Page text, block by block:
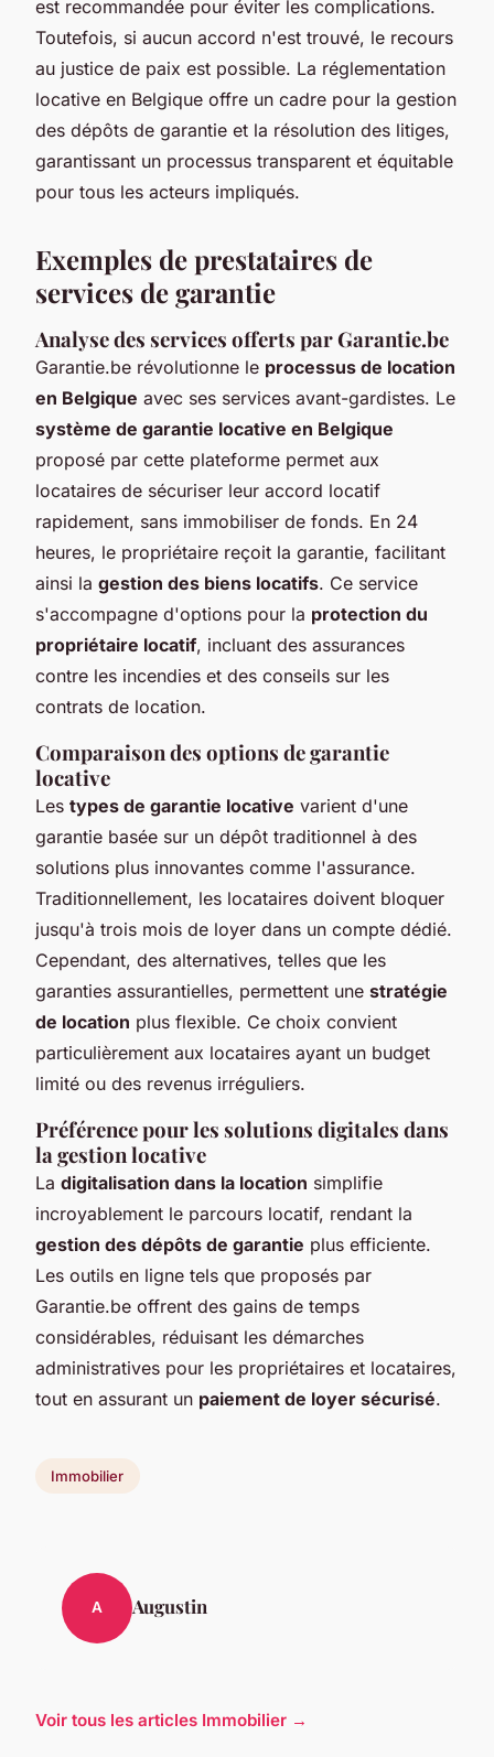
est recommandée pour éviter les complications.
Toutefois, si aucun accord n'est trouvé, le recours
au justice de paix est possible. La réglementation
locative en Belgique offre un cadre pour la gestion
des dépôts de garantie et la résolution des litiges,
garantissant un processus transparent et équitable
pour tous les acteurs impliqués.
Exemples de prestataires de
services de garantie
Analyse des services offerts par Garantie.be
Garantie.be révolutionne le processus de location
en Belgique avec ses services avant-gardistes. Le
système de garantie locative en Belgique
proposé par cette plateforme permet aux
locataires de sécuriser leur accord locatif
rapidement, sans immobiliser de fonds. En 24
heures, le propriétaire reçoit la garantie, facilitant
ainsi la gestion des biens locatifs. Ce service
s'accompagne d'options pour la protection du
propriétaire locatif, incluant des assurances
contre les incendies et des conseils sur les
contrats de location.
Comparaison des options de garantie
locative
Les types de garantie locative varient d'une
garantie basée sur un dépôt traditionnel à des
solutions plus innovantes comme l'assurance.
Traditionnellement, les locataires doivent bloquer
jusqu'à trois mois de loyer dans un compte dédié.
Cependant, des alternatives, telles que les
garanties assurantielles, permettent une stratégie
de location plus flexible. Ce choix convient
particulièrement aux locataires ayant un budget
limité ou des revenus irréguliers.
Préférence pour les solutions digitales dans
la gestion locative
La digitalisation dans la location simplifie
incroyablement le parcours locatif, rendant la
gestion des dépôts de garantie plus efficiente.
Les outils en ligne tels que proposés par
Garantie.be offrent des gains de temps
considérables, réduisant les démarches
administratives pour les propriétaires et locataires,
tout en assurant un paiement de loyer sécurisé.
Immobilier
A Augustin
Voir tous les articles Immobilier →